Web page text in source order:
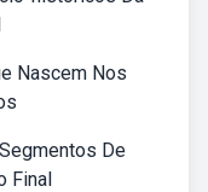
Nascem Nos
De
Final